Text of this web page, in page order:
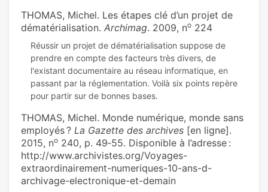
THOMAS, Michel. Les étapes clé d’un projet de
dématérialisation. Archimag. 2009, no 224
Réussir un projet de dématérialisation suppose de
prendre en compte des facteurs très divers, de
l'existant documentaire au réseau informatique, en
passant par la réglementation. Voilà six points repère
THOMAS, Michel. Monde numérique, monde sans
employés ? La Gazette des archives [en ligne].
2015, no 240, p. 49‑55. Disponible à l’adresse :
http://www.archivistes.org/Voyages-
extraordinairement-numeriques-10-ans-d-
archivage-electronique-et-demain